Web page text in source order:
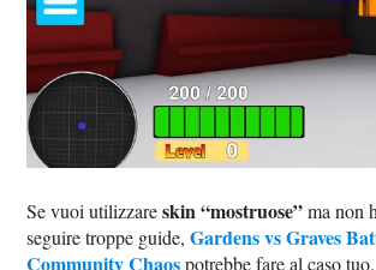
Se vuoi utilizzareskin “mostruose”ma non
seguire troppe guide,Gardens vs Graves
Community Chaospotrebbe fare al caso tuo.